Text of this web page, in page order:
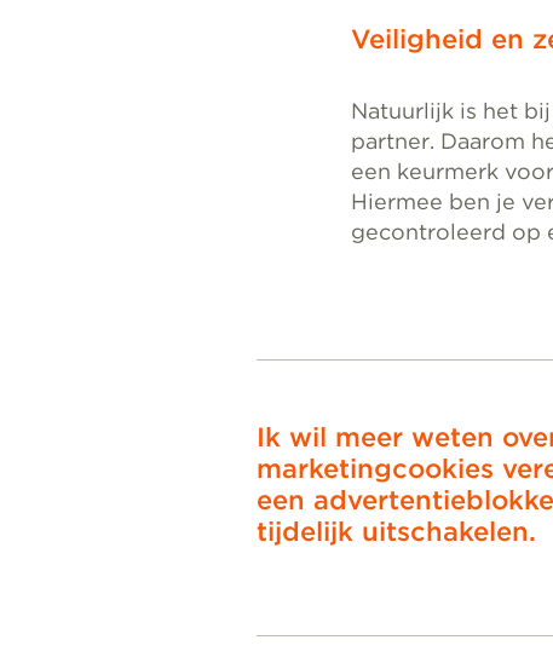
Veiligheid en
Natuurlijk is het
partner. Daarom
een keurmerk
Hiermee ben je
gecontroleerd op
Ik wil meer weten
marketingcookies
een
tijdelijk uitschakelen.